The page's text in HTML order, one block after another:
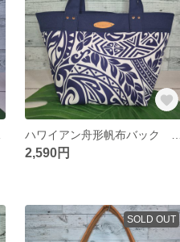
2,590円
SOLD OUT